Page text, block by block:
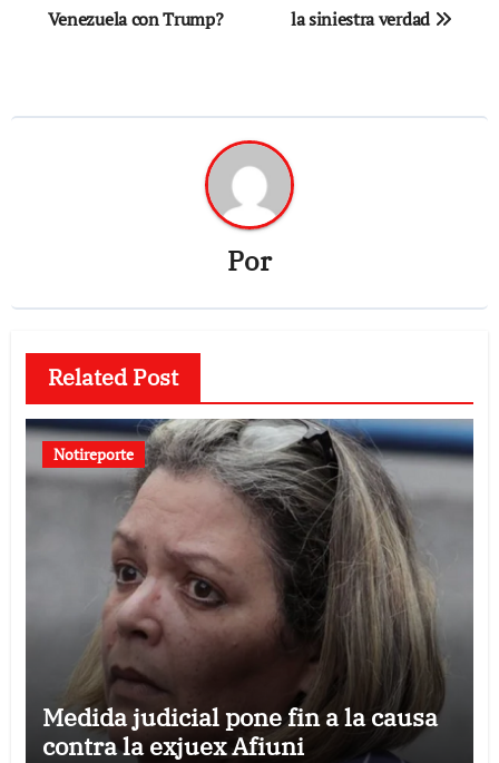
Venezuela con Trump?
la siniestra verdad
Por
Related Post
Notireporte
Medida judicial pone fin a la causa
contra la exjuex Afiuni